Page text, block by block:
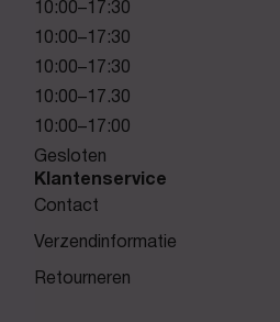
10:00–17:30
10:00–17:30
10:00–17:30
10:00–17.30
10:00–17:00
Gesloten
Klantenservice
Contact
Verzendinformatie
Retourneren